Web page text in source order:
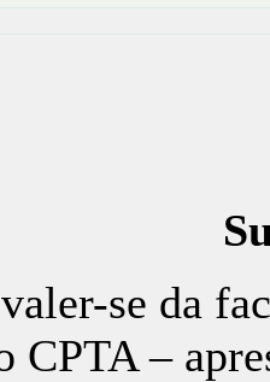
se da
CPTA –